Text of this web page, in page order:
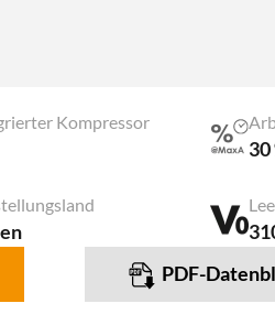
Kompressor
30
PDF-